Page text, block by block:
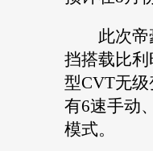
此次帝
挡搭载比
型CVT无
有6速手动
模式。